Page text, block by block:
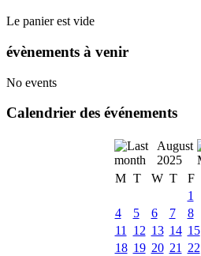
Le panier est vide
évènements à venir
No events
Calendrier des événements
August
2025
M T W T F
1
4
5 6 7 8
11
12 13 14 15
18 19 20 21 22